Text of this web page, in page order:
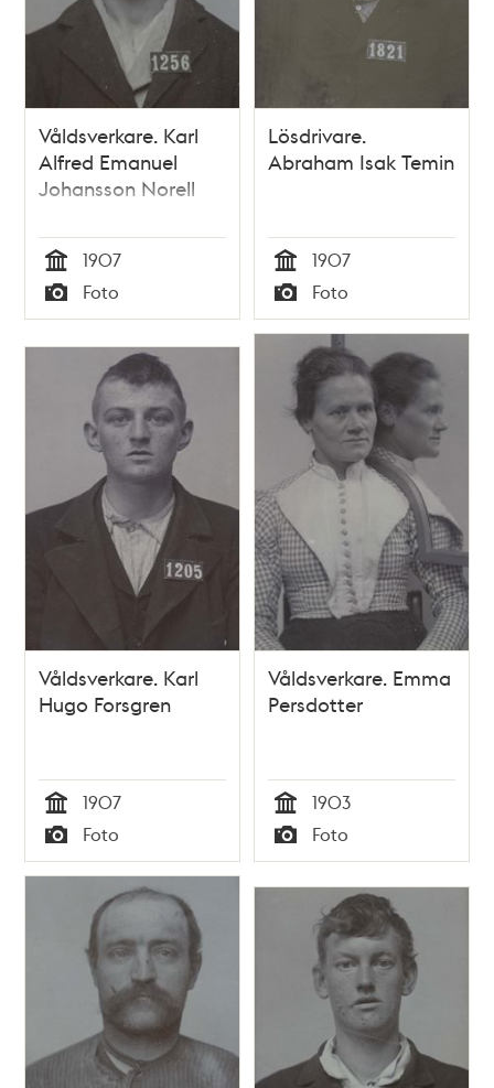
Våldsverkare. Karl
Alfred Emanuel
Johansson Norell
Tid
1907
Typ
Foto
Lösdrivare.
Abraham Isak Temin
Tid
1907
Typ
Foto
Våldsverkare. Karl
Hugo Forsgren
Tid
1907
Typ
Foto
Våldsverkare. Emma
Persdotter
Tid
1903
Typ
Foto